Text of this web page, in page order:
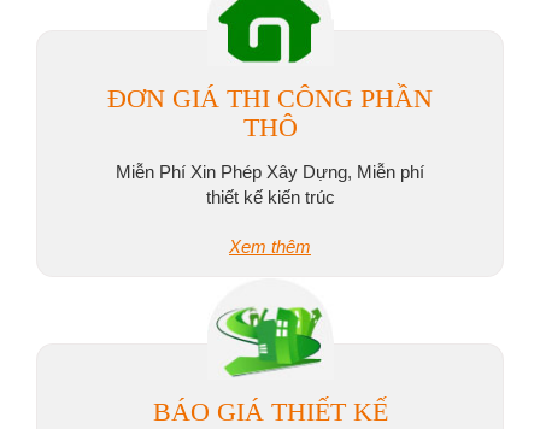
ĐƠN GIÁ THI CÔNG PHẦN
THÔ
Miễn Phí Xin Phép Xây Dựng, Miễn phí
thiết kế kiến trúc
Xem thêm
BÁO GIÁ THIẾT KẾ